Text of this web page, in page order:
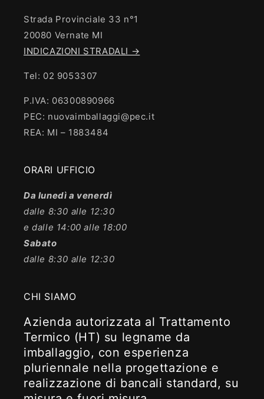
Strada Provinciale 33 n°1
20080 Vernate MI
INDICAZIONI STRADALI →
Tel: 02 9053307
P.IVA: 06300890966
PEC: nuovaimballaggi@pec.it
REA: MI – 1883484
ORARI UFFICIO
Da lunedì a venerdì
dalle 8:30 alle 12:30
e dalle 14:00 alle 18:00
Sabato
dalle 8:30 alle 12:30
CHI SIAMO
Azienda autorizzata al Trattamento
Termico (HT) su legname da
imballaggio, con esperienza
pluriennale nella progettazione e
realizzazione di bancali standard, su